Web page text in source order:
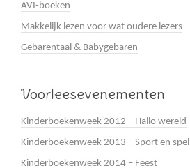
AVI-boeken
Makkelijk lezen voor wat oudere lezers
Gebarentaal & Babygebaren
Voorleesevenementen
Kinderboekenweek 2012 – Hallo wereld
Kinderboekenweek 2013 – Sport en spel
Kinderboekenweek 2014 – Feest